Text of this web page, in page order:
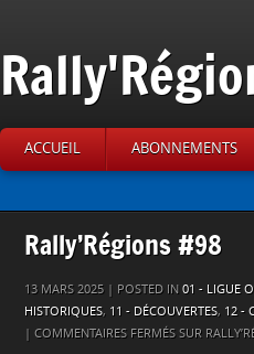
ACCUEIL ABONNEMENTS
Rally’Régions #98
13 MARS 2025 | POSTED IN 01 - LIGUE
HISTORIQUES, 11 - DÉCOUVERTES, 12 -
| COMMENTAIRES FERMÉS SUR